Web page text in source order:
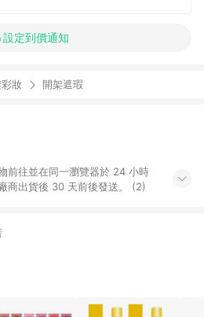
設定到價通知
妝 開架遮瑕
前往並在同一瀏覽器於 24 小時
商出貨後 30 天前後發送。 (2)